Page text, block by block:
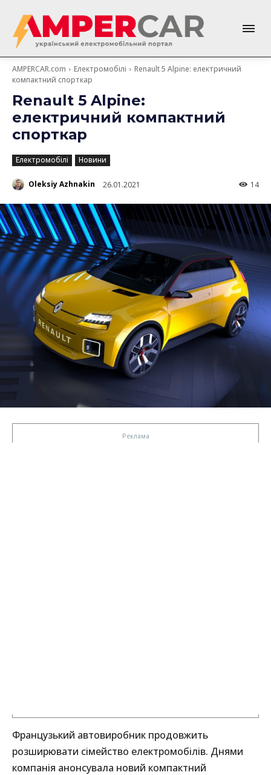
AMPERCAR.com Електромобілі
Renault 5 Alpine: електричний
компактний спорткар
Renault 5 Alpine:
електричний компактний
спорткар
Електромобілі Новини
Oleksiy Azhnakin 26.01.2021 14
Французький автовиробник продовжить
розширювати сімейство електромобілів. Днями
компанія анонсувала новий компактний